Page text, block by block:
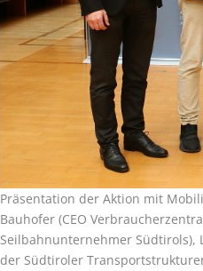
Präsentation der Aktion mit
Bauhofer (CEO
Seilbahnunternehmer Südtirols),
der Südtiroler